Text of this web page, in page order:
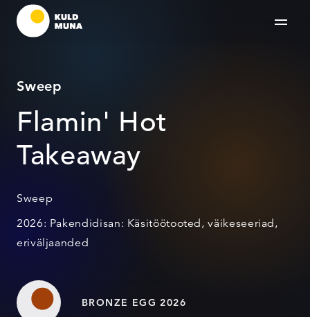
Sweep
Flamin' Hot
Takeaway
Sweep
2026: Pakendidisan: Käsitöötooted, väikeseeriad,
eriväljaanded
BRONZE EGG 2026